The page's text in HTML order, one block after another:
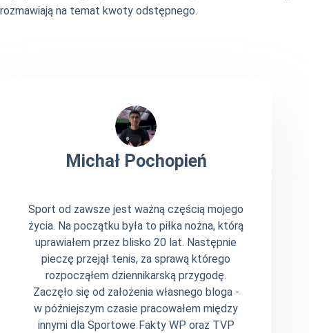
rozmawiają na temat kwoty odstępnego.
Michał Pochopień
Sport od zawsze jest ważną częścią mojego
życia. Na początku była to piłka nożna, którą
uprawiałem przez blisko 20 lat. Następnie
pieczę przejął tenis, za sprawą którego
rozpocząłem dziennikarską przygodę.
Zaczęło się od założenia własnego bloga -
w późniejszym czasie pracowałem między
innymi dla Sportowe Fakty WP oraz TVP